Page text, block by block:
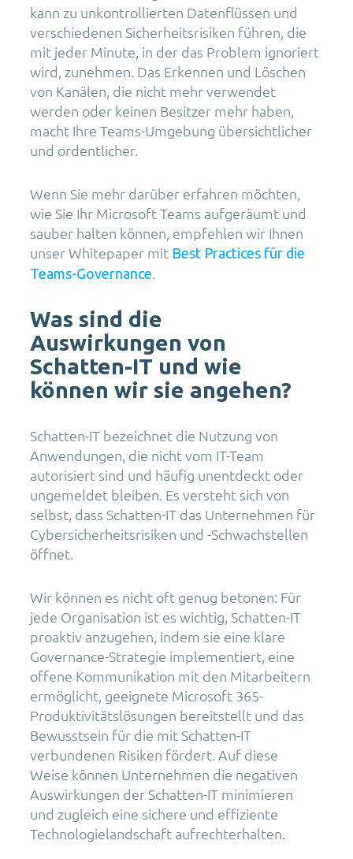
kann zu unkontrollierten Datenflüssen und
verschiedenen Sicherheitsrisiken führen, die
mit jeder Minute, in der das Problem ignoriert
wird, zunehmen. Das Erkennen und Löschen
von Kanälen, die nicht mehr verwendet
werden oder keinen Besitzer mehr haben,
macht Ihre Teams-Umgebung übersichtlicher
und ordentlicher.
Wenn Sie mehr darüber erfahren möchten,
wie Sie Ihr Microsoft Teams aufgeräumt und
sauber halten können, empfehlen wir Ihnen
unser Whitepaper mit Best Practices für die
Teams-Governance.
Was sind die
Auswirkungen von
Schatten-IT und wie
können wir sie angehen?
Schatten-IT bezeichnet die Nutzung von
Anwendungen, die nicht vom IT-Team
autorisiert sind und häufig unentdeckt oder
ungemeldet bleiben. Es versteht sich von
selbst, dass Schatten-IT das Unternehmen für
Cybersicherheitsrisiken und -Schwachstellen
öffnet.
Wir können es nicht oft genug betonen: Für
jede Organisation ist es wichtig, Schatten-IT
proaktiv anzugehen, indem sie eine klare
Governance-Strategie implementiert, eine
offene Kommunikation mit den Mitarbeitern
ermöglicht, geeignete Microsoft 365-
Produktivitätslösungen bereitstellt und das
Bewusstsein für die mit Schatten-IT
verbundenen Risiken fördert. Auf diese
Weise können Unternehmen die negativen
Auswirkungen der Schatten-IT minimieren
und zugleich eine sichere und effiziente
Technologielandschaft aufrechterhalten.